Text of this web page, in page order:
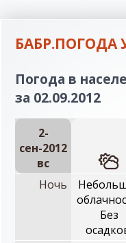
БАБР.ПОГОДА
Погода в
за 02.09.2012
2-
сен-2012
вc
Ночь
Без